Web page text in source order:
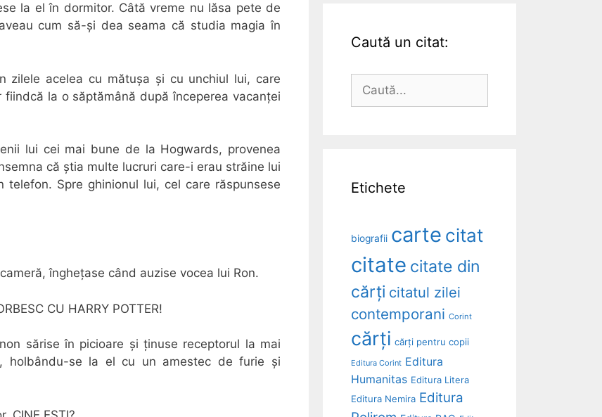
la el în dormitor. Câtă vreme nu lăsa pete de
cum să-și dea seama că studia magia în
zilele acelea cu mătușa și cu unchiul lui, care
la o săptămână după începerea vacanței
lui cei mai bune de la Hogwards, provenea
că știa multe lucruri care-i erau străine lui
Spre ghinionul lui, cel care răspunsese
înghețase când auzise vocea lui Ron.
CU HARRY POTTER!
sărise în picioare și ținuse receptorul la mai
se la el cu un amestec de furie și
Caută un citat:
Caută
Etichete
biografii carte citat
citate citate din
cărți citatul zilei
contemporani Corint
cărți cărți pentru copii
Editura Corint Editura
Humanitas Editura Litera
Editura Nemira Editura